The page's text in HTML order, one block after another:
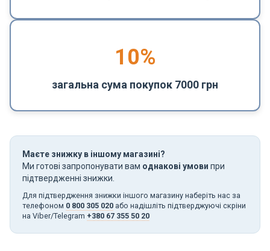
10%
загальна сума покупок 7000 грн
Маєте знижку в іншому магазині?
Ми готові запропонувати вам однакові умови при
підтвердженні знижки.
Для підтвердження знижки іншого магазину наберіть нас за
телефоном 0 800 305 020 або надішліть підтверджуючі скріни
на Viber/Telegram +380 67 355 50 20